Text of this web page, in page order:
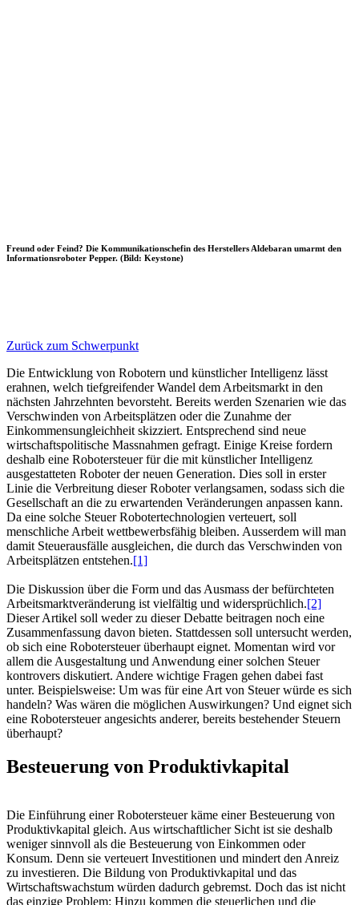
Freund oder Feind? Die Kommunikationschefin des Herstellers Aldebaran umarmt den
Informationsroboter Pepper. (Bild: Keystone)
Zurück zum Schwerpunkt
Die Entwicklung von Robotern und künstlicher Intelligenz lässt
erahnen, welch tiefgreifender Wandel dem Arbeitsmarkt in den
nächsten Jahrzehnten bevorsteht. Bereits werden Szenarien wie das
Verschwinden von Arbeitsplätzen oder die Zunahme der
Einkommensungleichheit skizziert. Entsprechend sind neue
wirtschaftspolitische Massnahmen gefragt. Einige Kreise fordern
deshalb eine Robotersteuer für die mit künstlicher Intelligenz
ausgestatteten Roboter der neuen Generation. Dies soll in erster
Linie die Verbreitung dieser Roboter verlangsamen, sodass sich die
Gesellschaft an die zu erwartenden Veränderungen anpassen kann.
Da eine solche Steuer Robotertechnologien verteuert, soll
menschliche Arbeit wettbewerbsfähig bleiben. Ausserdem will man
damit Steuerausfälle ausgleichen, die durch das Verschwinden von
Arbeitsplätzen entstehen.[1]
Die Diskussion über die Form und das Ausmass der befürchteten
Arbeitsmarktveränderung ist vielfältig und widersprüchlich.[2]
Dieser Artikel soll weder zu dieser Debatte beitragen noch eine
Zusammenfassung davon bieten. Stattdessen soll untersucht werden,
ob sich eine Robotersteuer überhaupt eignet. Momentan wird vor
allem die Ausgestaltung und Anwendung einer solchen Steuer
kontrovers diskutiert. Andere wichtige Fragen gehen dabei fast
unter. Beispielsweise: Um was für eine Art von Steuer würde es sich
handeln? Was wären die möglichen Auswirkungen? Und eignet sich
eine Robotersteuer angesichts anderer, bereits bestehender Steuern
überhaupt?
Besteuerung von Produktivkapital
Die Einführung einer Robotersteuer käme einer Besteuerung von
Produktivkapital gleich. Aus wirtschaftlicher Sicht ist sie deshalb
weniger sinnvoll als die Besteuerung von Einkommen oder
Konsum. Denn sie verteuert Investitionen und mindert den Anreiz
zu investieren. Die Bildung von Produktivkapital und das
Wirtschaftswachstum würden dadurch gebremst. Doch das ist nicht
das einzige Problem: Hinzu kommen die steuerlichen und die